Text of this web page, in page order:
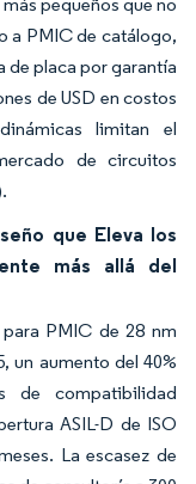
a PMIC de catálogo,
de placa por garantía
de USD en costos
limitan el
de circuitos
que Eleva los
más allá del
PMIC de 28 nm
un aumento del 40%
de compatibilidad
ASIL-D de ISO
La escasez de